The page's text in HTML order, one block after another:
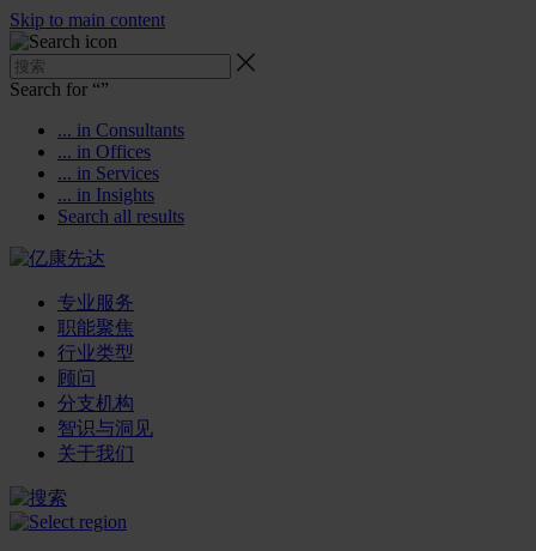
Skip to main content
Search for “”
... in Consultants
... in Offices
... in Services
... in Insights
Search all results
专业服务
职能聚焦
行业类型
顾问
分支机构
智识与洞见
关于我们